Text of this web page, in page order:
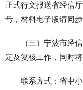
正式行文报送省经信
号，材料电子版请同
（三）宁波市经
定及复核工作，同时
联系方式：省中